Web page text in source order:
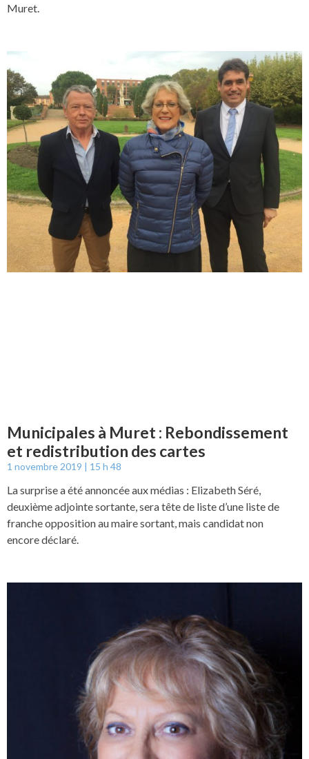
Muret.
Municipales à Muret : Rebondissement
et redistribution des cartes
1 novembre 2019 15 h 48
La surprise a été annoncée aux médias : Elizabeth Séré,
deuxième adjointe sortante, sera tête de liste d’une liste de
franche opposition au maire sortant, mais candidat non
encore déclaré.